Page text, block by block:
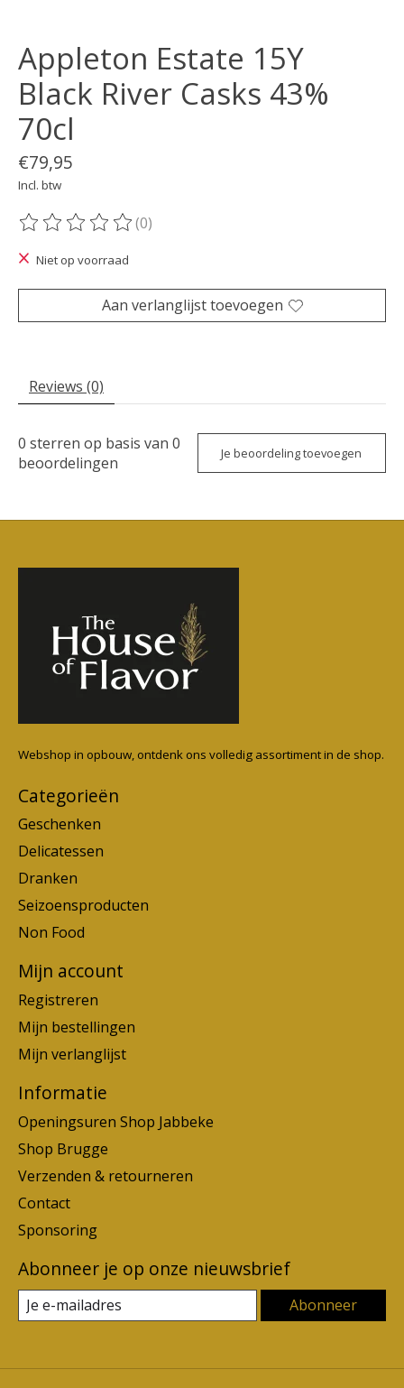
Appleton Estate 15Y
Black River Casks 43%
70cl
€79,95
Incl. btw
De beoordeling van dit product is
(0)
Niet op voorraad
Aan verlanglijst toevoegen
Reviews (0)
0 sterren op basis van 0
beoordelingen
Je beoordeling toevoegen
Webshop in opbouw, ontdenk ons volledig assortiment in de shop.
Categorieën
Geschenken
Delicatessen
Dranken
Seizoensproducten
Non Food
Mijn account
Registreren
Mijn bestellingen
Mijn verlanglijst
Informatie
Openingsuren Shop Jabbeke
Shop Brugge
Verzenden & retourneren
Contact
Sponsoring
Abonneer je op onze nieuwsbrief
Abonneer